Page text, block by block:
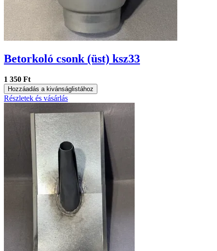
Betorkoló csonk (üst) ksz33
1 350 Ft
Hozzáadás a kivánságlistához
Részletek és vásárlás